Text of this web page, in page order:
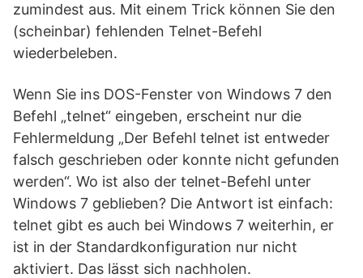
zumindest aus. Mit einem Trick können Sie den
(scheinbar) fehlenden Telnet-Befehl
wiederbeleben.
Wenn Sie ins DOS-Fenster von Windows 7 den
Befehl „telnet“ eingeben, erscheint nur die
Fehlermeldung „Der Befehl telnet ist entweder
falsch geschrieben oder konnte nicht gefunden
werden“. Wo ist also der telnet-Befehl unter
Windows 7 geblieben? Die Antwort ist einfach:
telnet gibt es auch bei Windows 7 weiterhin, er
ist in der Standardkonfiguration nur nicht
aktiviert. Das lässt sich nachholen.